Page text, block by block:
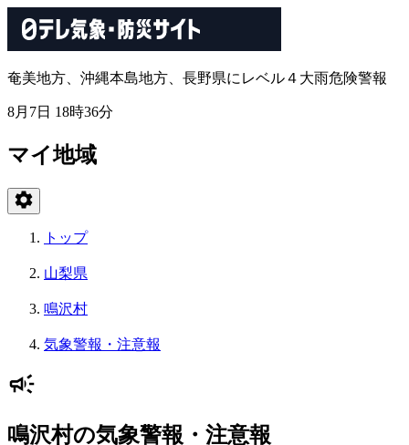
奄美地方、沖縄本島地方、長野県にレベル４大雨危険警報
8月7日 18時36分
マイ地域
トップ
山梨県
鳴沢村
気象警報・注意報
鳴沢村の気象警報・注意報